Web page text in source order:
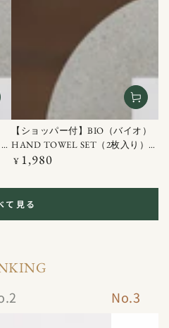
【ショッパー付】BIO（バイオ）
HAND TOWEL SET（2枚入り）ラ
イトグレー / グリーン
定
¥ 1,980
て見る